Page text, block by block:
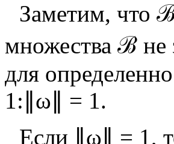
Заметим, что
множества ℬ не
для
1: ω = 1.
Если
ω = 1 ,